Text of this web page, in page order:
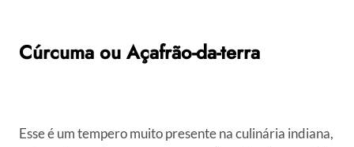
Cúrcuma ou Açafrão-da-terra
Esse é um tempero muito presente na culinária indiana,